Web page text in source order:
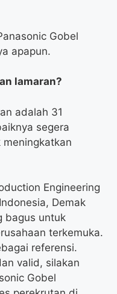
Gobel
apapun.
lamaran?
adalah 31
segera
Engineering
Demak
bagus untuk
terkemuka.
referensi.
valid, silakan
Gobel